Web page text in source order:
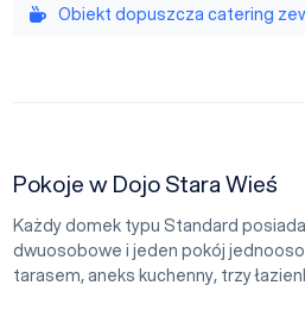
Obiekt dopuszcza catering
Pokoje w Dojo Stara Wieś
Każdy domek typu Standard
dwuosobowe i jeden pokój
tarasem, aneks kuchenny, trzy